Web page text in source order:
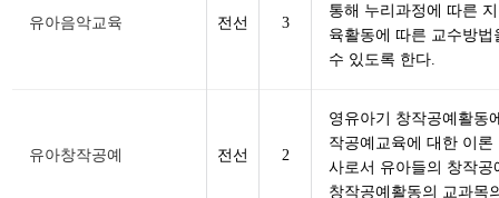
유아음악교육 전선 3
통해 누리과정에 따른
육활동에 따른 교수방
수 있도록 한다.
유아창작공예 전선 2
영유아기 창작공예활동
작공예교육에 대한 이
사로서 유아들의 창작
창작공예활동의 교과목